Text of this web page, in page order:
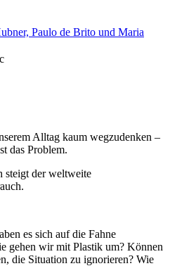
Paulo de Brito und Maria
Alltag kaum wegzudenken –
das Problem.
steigt der weltweite
es sich auf die Fahne
gehen wir mit Plastik um? Können
die Situation zu ignorie­ren? Wie